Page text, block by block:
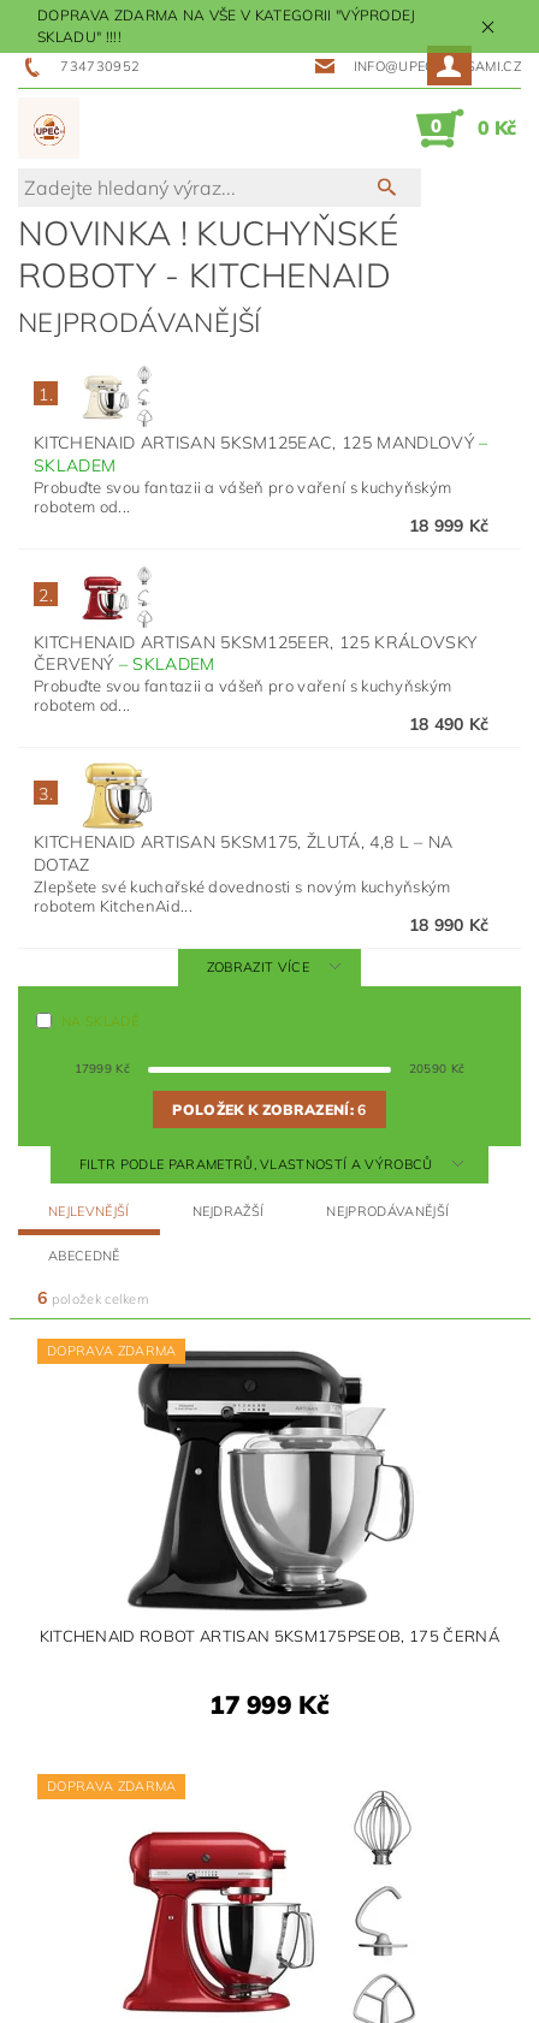
DOPRAVA ZDARMA NA VŠE V KATEGORII "VÝPRODEJ
SKLADU" !!!!
734730952 INFO@UPECMESISAMI.CZ
0 0 Kč
NOVINKA ! KUCHYŇSKÉ
ROBOTY - KITCHENAID
NEJPRODÁVANĚJŠÍ
1.
KITCHENAID ARTISAN 5KSM125EAC, 125 MANDLOVÝ–
SKLADEM
Probuďte svou fantazii a vášeň pro vaření s kuchyňským
robotem od...
18 999 Kč
2.
KITCHENAID ARTISAN 5KSM125EER, 125 KRÁLOVSKY
ČERVENÝ –SKLADEM
Probuďte svou fantazii a vášeň pro vaření s kuchyňským
robotem od...
18 490 Kč
3.
KITCHENAID ARTISAN 5KSM175, ŽLUTÁ, 4,8 L– NA
DOTAZ
Zlepšete své kuchařské dovednosti s novým kuchyňským
robotem KitchenAid...
18 990 Kč
ZOBRAZIT VÍCE
NA SKLADĚ
17999 Kč 20590 Kč
POLOŽEK K ZOBRAZENÍ:6
FILTR PODLE PARAMETRŮ, VLASTNOSTÍ A VÝROBCŮ
NEJLEVNĚJŠÍ NEJDRAŽŠÍ NEJPRODÁVANĚJŠÍ
ABECEDNĚ
6 položek celkem
DOPRAVA ZDARMA
KITCHENAID ROBOT ARTISAN 5KSM175PSEOB, 175 ČERNÁ
17 999 Kč
DOPRAVA ZDARMA